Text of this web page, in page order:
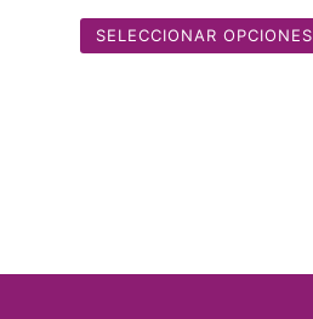
SELECCIONAR OPCIONES